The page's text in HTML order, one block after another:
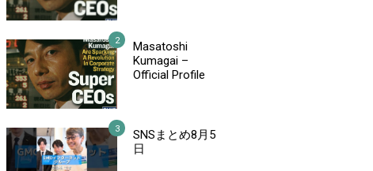
Masatoshi
Kumagai –
Official Profile
SNSまとめ8月5
日